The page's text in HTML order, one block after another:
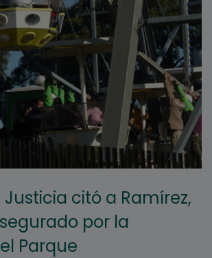
Justicia citó a Ramírez,
por la
Parque